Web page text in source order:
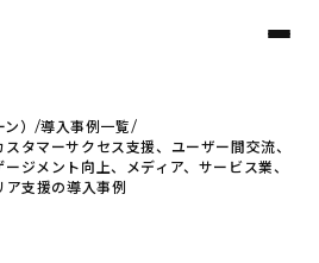
て
）
導入事例一覧
タマーサクセス支援、ユーザー間交流、
ジメント向上、メディア、サービス業、
支援の導入事例